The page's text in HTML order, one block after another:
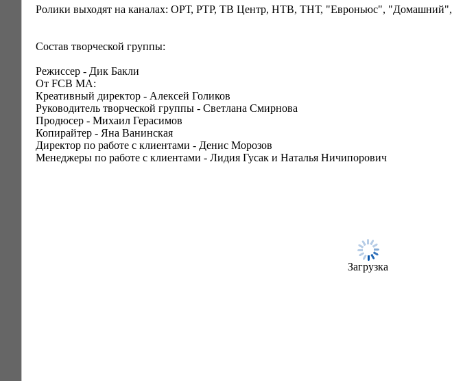
Ролики выходят на каналах: ОРТ, РТР, ТВ Центр, НТВ, ТНТ, "Евроньюс",
Состав творческой группы:
Режиссер - Дик Бакли
От FCB MA:
Креативный директор - Алексей Голиков
Руководитель творческой группы - Светлана Смирнова
Продюсер - Михаил Герасимов
Копирайтер - Яна Ванинская
Директор по работе с клиентами - Денис Морозов
Менеджеры по работе с клиентами - Лидия Гусак и Наталья Ничипорович
Загрузка